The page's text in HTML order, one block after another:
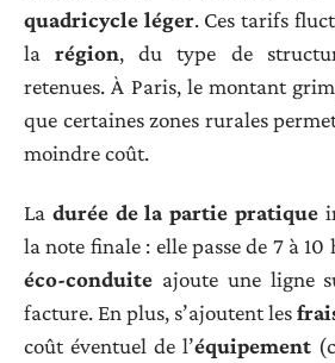
quadricycle léger. Ces tarifs
larégion, du type de
retenues. À Paris, le montant
que certaines zones rurales
moindre coût.
La durée de la partie pratique
la note finale : elle passe de 7 à
éco-conduite ajoute une ligne
facture. En plus, s’ajoutent les
coût éventuel de l’équipement